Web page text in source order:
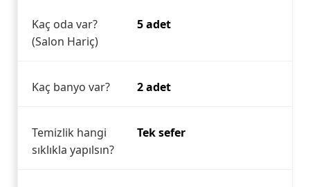
Kaç oda var?
(Salon Hariç)
5 adet
Kaç banyo var? 2 adet
Temizlik hangi
sıklıkla yapılsın?
Tek sefer